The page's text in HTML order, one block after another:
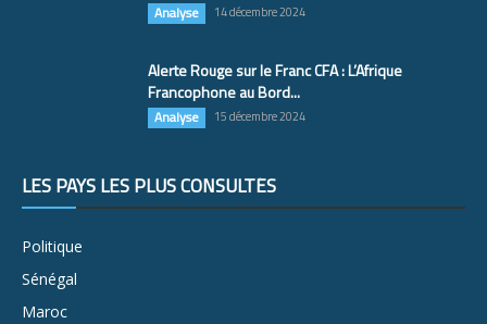
Analyse 14 décembre 2024
Alerte Rouge sur le Franc CFA : L’Afrique
Francophone au Bord...
Analyse 15 décembre 2024
LES PAYS LES PLUS CONSULTÉS
Politique
Sénégal
Maroc